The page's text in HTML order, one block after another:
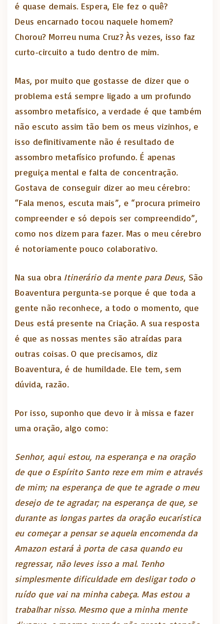
é quase demais. Espera, Ele fez o quê?
Deus encarnado tocou naquele homem?
Chorou? Morreu numa Cruz? Às vezes, isso faz
curto‑circuito a tudo dentro de mim.
Mas, por muito que gostasse de dizer que o
problema está sempre ligado a um profundo
assombro metafísico, a verdade é que também
não escuto assim tão bem os meus vizinhos, e
isso definitivamente não é resultado de
assombro metafísico profundo. É apenas
preguiça mental e falta de concentração.
Gostava de conseguir dizer ao meu cérebro:
“Fala menos, escuta mais”, e “procura primeiro
compreender e só depois ser compreendido”,
como nos dizem para fazer. Mas o meu cérebro
é notoriamente pouco colaborativo.
Na sua obra Itinerário da mente para Deus, São
Boaventura pergunta‑se porque é que toda a
gente não reconhece, a todo o momento, que
Deus está presente na Criação. A sua resposta
é que as nossas mentes são atraídas para
outras coisas. O que precisamos, diz
Boaventura, é de humildade. Ele tem, sem
dúvida, razão.
Por isso, suponho que devo ir à missa e fazer
uma oração, algo como:
Senhor, aqui estou, na esperança e na oração
de que o Espírito Santo reze em mim e através
de mim; na esperança de que te agrade o meu
desejo de te agradar; na esperança de que, se
durante as longas partes da oração eucarística
eu começar a pensar se aquela encomenda da
Amazon estará à porta de casa quando eu
regressar, não leves isso a mal. Tenho
simplesmente dificuldade em desligar todo o
ruído que vai na minha cabeça. Mas estou a
trabalhar nisso. Mesmo que a minha mente